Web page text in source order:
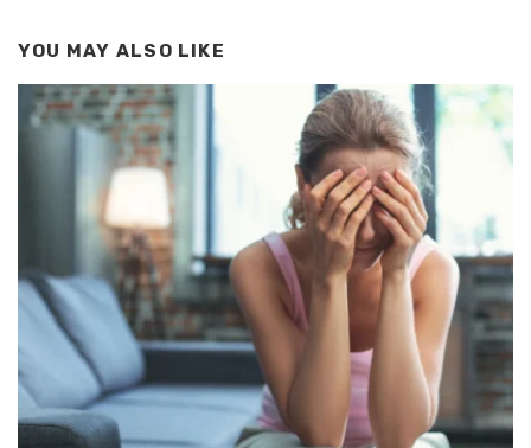
YOU MAY ALSO LIKE